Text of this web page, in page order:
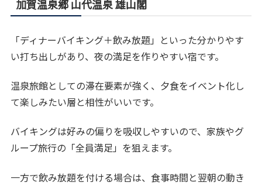
加賀温泉郷 山代温泉 雄山閣
「ディナーバイキング＋飲み放題」といった分かりやす
い打ち出しがあり、夜の満足を作りやすい宿です。
温泉旅館としての滞在要素が強く、夕食をイベント化し
て楽しみたい層と相性がいいです。
バイキングは好みの偏りを吸収しやすいので、家族やグ
ループ旅行の「全員満足」を狙えます。
一方で飲み放題を付ける場合は、食事時間と翌朝の動き